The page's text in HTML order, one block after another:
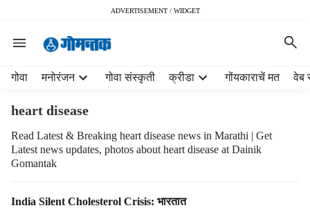
ADVERTISEMENT / WIDGET
गोवा मनोरंजन गोवा संस्कृती क्रीडा गोंयकाराचें मत वेब
heart disease
Read Latest & Breaking heart disease news in Marathi | Get
Latest news updates, photos about heart disease at Dainik
Gomantak
T
India Silent Cholesterol Crisis: भारतात